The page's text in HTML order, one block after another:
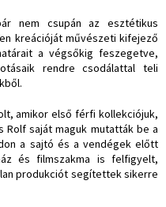
nem csupán az esztétikus
kreációját művészeti kifejező
a végsőkig feszegetve,
rendre csodálattal teli
amikor első férfi kollekciójuk,
Rolf saját maguk mutatták be a
a sajtó és a vendégek előtt
és filmszakma is felfigyelt,
produkciót segítettek sikerre